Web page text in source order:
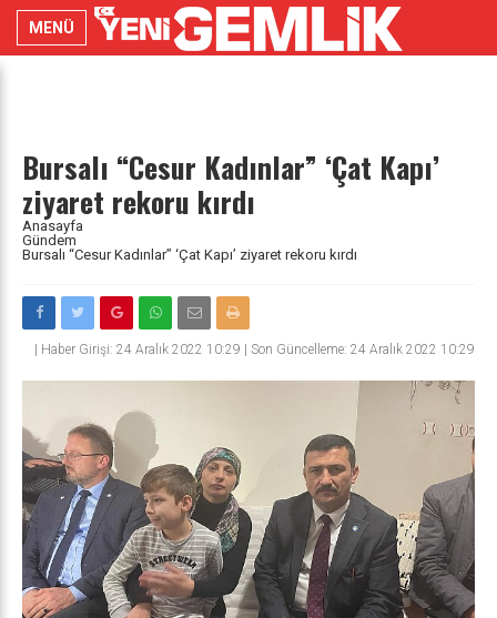
MENÜ
Bursalı “Cesur Kadınlar” ‘Çat Kapı’
ziyaret rekoru kırdı
Anasayfa
Gündem
Bursalı “Cesur Kadınlar” ‘Çat Kapı’ ziyaret rekoru kırdı
Haber Girişi: 24 Aralık 2022 10:29 | Son Güncelleme: 24 Aralık 2022 10:29